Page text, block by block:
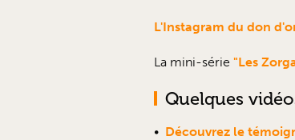
L'Instagram du don
La mini-série "Les
Quelques
Découvrez le